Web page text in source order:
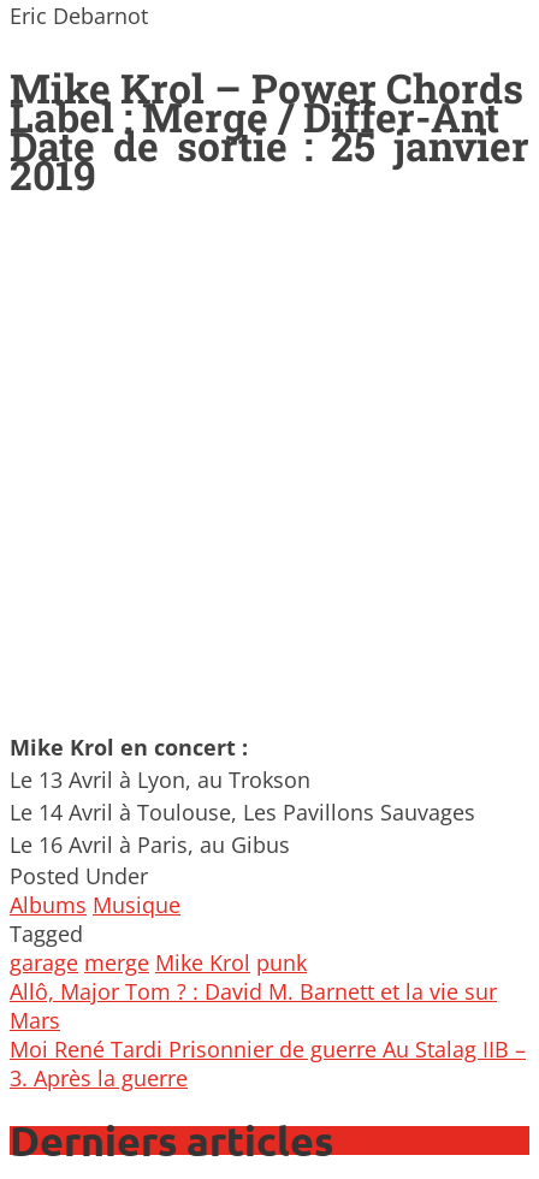
Eric Debarnot
Mike Krol – Power Chords
Label : Merge / Differ-Ant
Date de sortie : 25 janvier
2019
Mike Krol en concert :
Le 13 Avril à Lyon, au Trokson
Le 14 Avril à Toulouse, Les Pavillons Sauvages
Le 16 Avril à Paris, au Gibus
Posted Under
Albums Musique
Tagged
garage merge Mike Krol punk
Post
navigation
Allô, Major Tom ? : David M. Barnett et la vie sur
Mars
Moi René Tardi Prisonnier de guerre Au Stalag IIB –
3. Après la guerre
Derniers articles